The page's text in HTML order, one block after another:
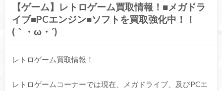
【ゲーム】レトロゲーム買取情報！■メガドラ
イブ■PCエンジン■ソフトを買取強化中！！
(｀・ω・´)ゞ
レトロゲーム買取情報！
レトロゲームコーナーでは現在、メガドライブ、及びPCエ